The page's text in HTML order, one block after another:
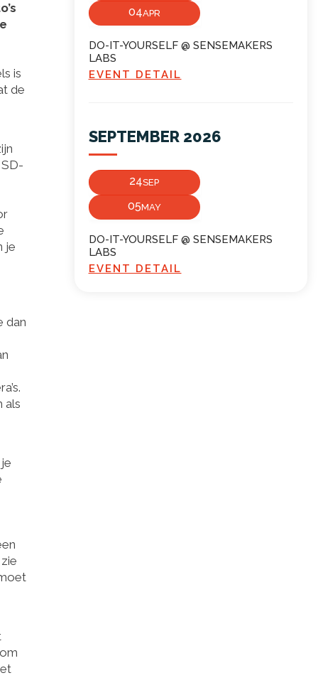
is
de
je
dan
als
04APR
DO-IT-YOURSELF @ SENSEMAKERS
LABS
EVENT DETAIL
SEPTEMBER 2026
24SEP
05MAY
DO-IT-YOURSELF @ SENSEMAKERS
LABS
EVENT DETAIL